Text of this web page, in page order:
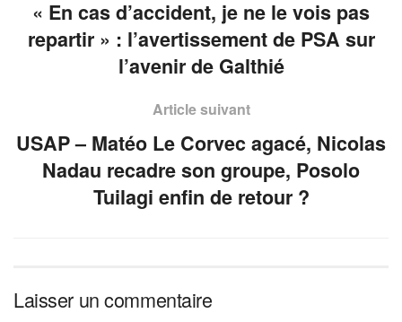
« En cas d’accident, je ne le vois pas
repartir » : l’avertissement de PSA sur
l’avenir de Galthié
Article suivant
USAP – Matéo Le Corvec agacé, Nicolas
Nadau recadre son groupe, Posolo
Tuilagi enfin de retour ?
Laisser un commentaire